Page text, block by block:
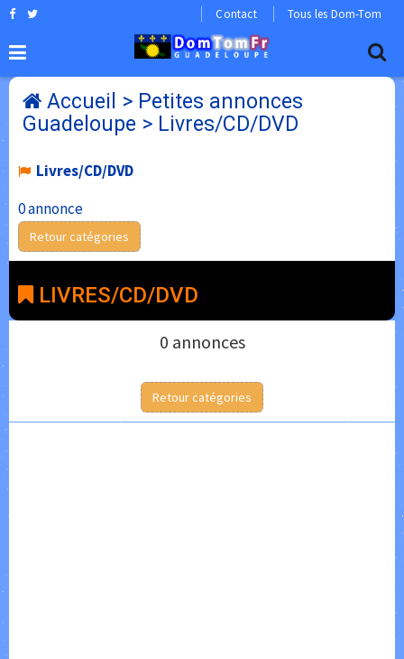
Contact Tous les Dom-Tom
Accueil > Petites annonces
Guadeloupe > Livres/CD/DVD
Livres/CD/DVD
0 annonce
Retour catégories
LIVRES/CD/DVD
0 annonces
Retour catégories